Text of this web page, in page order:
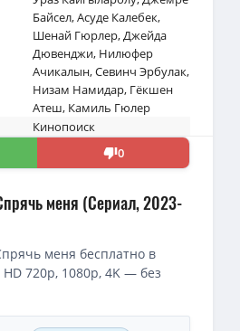
Байсел,Асуде Калебек,
Шенай Гюрлер,Джейда
Дювенджи, Нилюфер
Ачикалын,Севинч Эрбулак,
Низам Намидар, Гёкшен
Атеш, Камиль Гюлер
Кинопоиск
0
меня (Сериал, 2023-
меня бесплатно в
720p, 1080p, 4K — без